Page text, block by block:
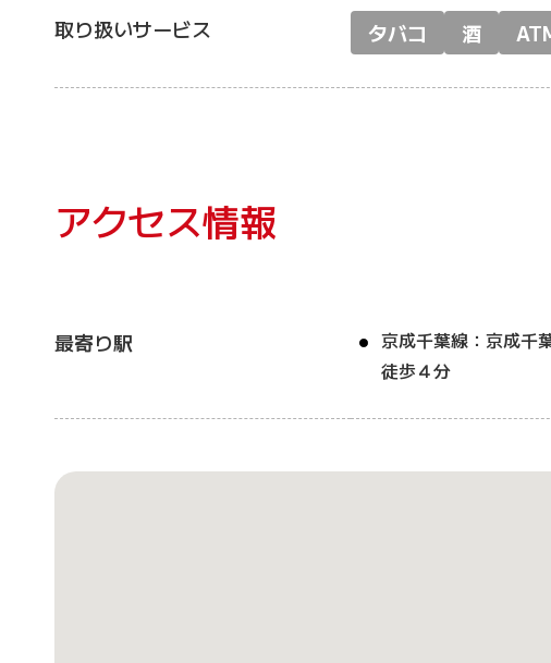
取り扱いサービス タバコ 酒
アクセス情報
最寄り駅
京成千葉線：京成千
徒歩４分